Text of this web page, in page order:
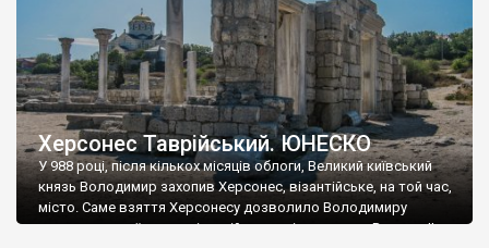
Херсонес Таврійський. ЮНЕСКО
У 988 році, після кількох місяців облоги, Великий київський
князь Володимир захопив Херсонес, візантійське, на той час,
місто. Саме взяття Херсонесу дозволило Володимиру
диктувати свої умови візантійському імператору Василю ІІ, та